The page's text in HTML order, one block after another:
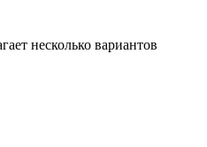
несколько вариантов